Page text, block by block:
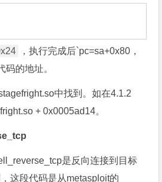
，执行完成后`pc=sa+0x80，
码的地址。
中找到。如在4.1.2
+ 0x0005ad14。
是反向连接到目标
这段代码是从metasploit的